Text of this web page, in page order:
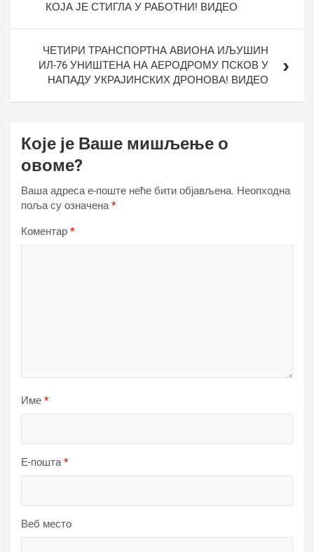
КОЈА ЈЕ СТИГЛА У РАБОТНИ! ВИДЕО
ЧЕТИРИ ТРАНСПОРТНА АВИОНА ИЉУШИН
ИЛ-76 УНИШТЕНА НА АЕРОДРОМУ ПСКОВ У
НАПАДУ УКРАЈИНСКИХ ДРОНОВА! ВИДЕО
Које је Ваше мишљење о
овоме?
Ваша адреса е-поште неће бити објављена. Неопходна
поља су означена*
Коментар *
Име *
Е-пошта*
Веб место